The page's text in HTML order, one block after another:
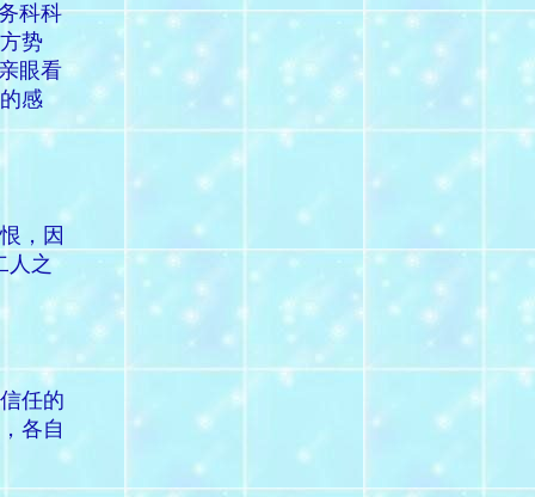
科科
势
眼看
感
，因
人之
任的
各自